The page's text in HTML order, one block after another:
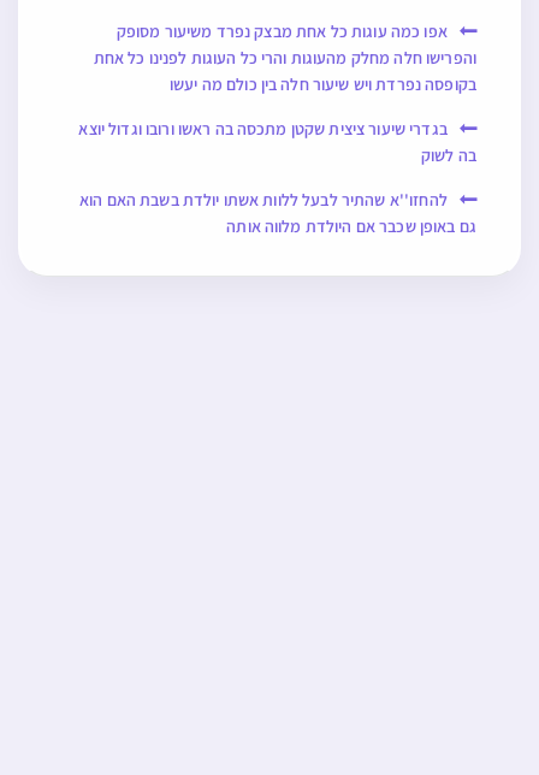
אפו כמה עוגות כל אחת מבצק נפרד משיעור מסופק
והפרישו חלה מחלק מהעוגות והרי כל העוגות לפנינו כל אחת
בקופסה נפרדת ויש שיעור חלה בין כולם מה יעשו
בגדרי שיעור ציצית שקטן מתכסה בה ראשו ורובו וגדול יוצא
בה לשוק
להחזו''א שהתיר לבעל ללוות אשתו יולדת בשבת האם הוא
גם באופן שכבר אם היולדת מלווה אותה